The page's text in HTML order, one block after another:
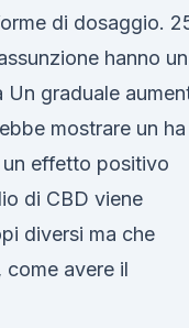
di dosaggio.
hanno un
graduale
mostrare un ha
effetto positivo
di CBD viene
diversi ma che
come avere il